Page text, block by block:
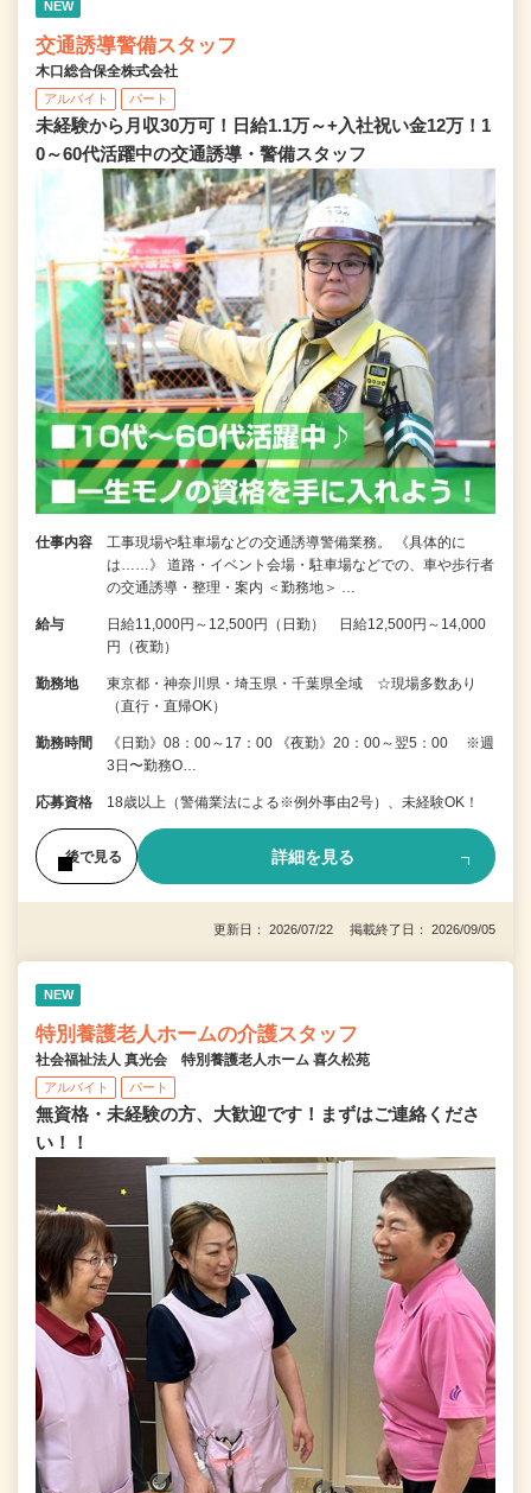
NEW
交通誘導警備スタッフ
木口総合保全株式会社
アルバイト パート
未経験から月収30万可！日給1.1万～+入社祝い金12万！1
0～60代活躍中の交通誘導・警備スタッフ
仕事内容
工事現場や駐車場などの交通誘導警備業務。 《具体的に
は……》 道路・イベント会場・駐車場などでの、車や歩行者
の交通誘導・整理・案内 ＜勤務地＞ …
給与
日給11,000円～12,500円（日勤） 日給12,500円～14,000
円（夜勤）
勤務地
東京都・神奈川県・埼玉県・千葉県全域 ☆現場多数あり
（直行・直帰OK）
勤務時間
《日勤》08：00～17：00 《夜勤》20：00～翌5：00 ※週
3日〜勤務O…
応募資格 18歳以上（警備業法による※例外事由2号）、未経験OK！
後で見る 詳細を見る
更新日： 2026/07/22 掲載終了日： 2026/09/05
NEW
特別養護老人ホームの介護スタッフ
社会福祉法人 真光会 特別養護老人ホーム 喜久松苑
アルバイト パート
無資格・未経験の方、大歓迎です！まずはご連絡くださ
い！！